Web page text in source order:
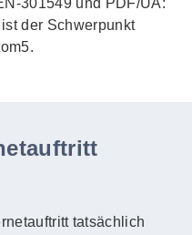
301549 und PDF/UA:
der Schwerpunkt
tatsächlich